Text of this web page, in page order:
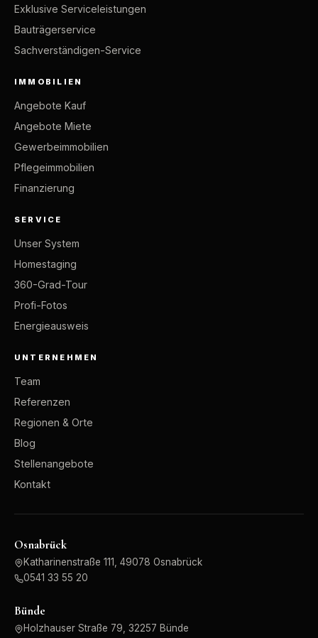
Exklusive Serviceleistungen
Bauträgerservice
Sachverständigen-Service
IMMOBILIEN
Angebote Kauf
Angebote Miete
Gewerbeimmobilien
Pflegeimmobilien
Finanzierung
SERVICE
Unser System
Homestaging
360-Grad-Tour
Profi-Fotos
Energieausweis
UNTERNEHMEN
Team
Referenzen
Regionen & Orte
Blog
Stellenangebote
Kontakt
Osnabrück
Katharinenstraße 111, 49078 Osnabrück
0541 33 55 20
Bünde
Holzhauser Straße 79, 32257 Bünde